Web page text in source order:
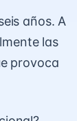
años. A
las
provoca